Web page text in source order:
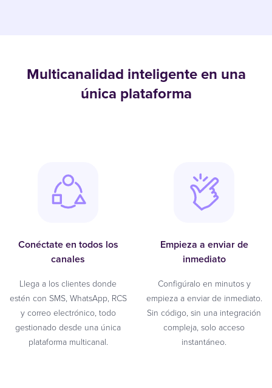
Multicanalidad inteligente en una
única plataforma
Conéctate en todos los
canales
Llega a los clientes donde
estén con SMS, WhatsApp, RCS
y correo electrónico, todo
gestionado desde una única
plataforma multicanal.
Empieza a enviar de
inmediato
Configúralo en minutos y
empieza a enviar de inmediato.
Sin código, sin una integración
compleja, solo acceso
instantáneo.